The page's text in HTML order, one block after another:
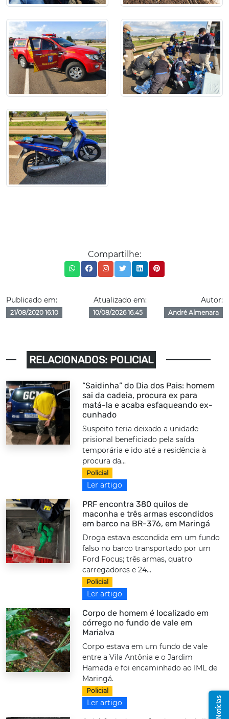
Compartilhe:
Publicado em:
21/08/2020 16:10
Atualizado em:
10/08/2026 16:45
Autor:
André Almenara
RELACIONADOS: POLICIAL
“Saidinha” do Dia dos Pais: homem
sai da cadeia, procura ex para
matá-la e acaba esfaqueando ex-
cunhado
Suspeito teria deixado a unidade
prisional beneficiado pela saída
temporária e ido até a residência à
procura da...
Policial
Ler artigo
PRF encontra 380 quilos de
maconha e três armas escondidos
em barco na BR-376, em Maringá
Droga estava escondida em um fundo
falso no barco transportado por um
Ford Focus; três armas, quatro
carregadores e 24...
Policial
Ler artigo
Corpo de homem é localizado em
córrego no fundo de vale em
Marialva
Corpo estava em um fundo de vale
entre a Vila Antônia e o Jardim
Hamada e foi encaminhado ao IML de
Maringá.
Policial
Ler artigo